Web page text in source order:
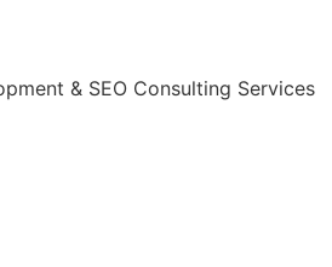
& SEO Consulting Services